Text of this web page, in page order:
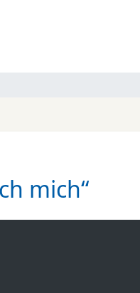
mich“